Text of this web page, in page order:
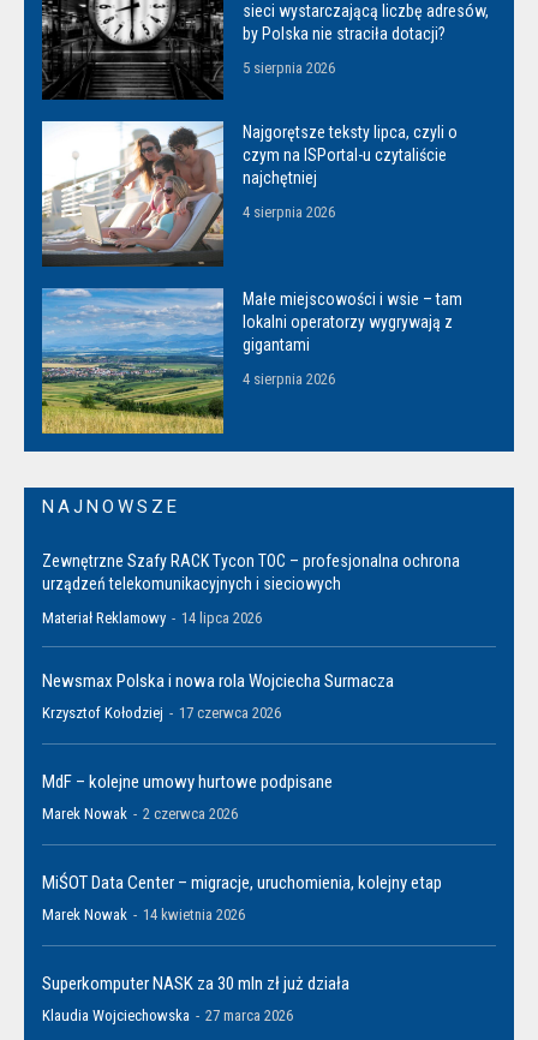
sieci wystarczającą liczbę adresów,
by Polska nie straciła dotacji?
5 sierpnia 2026
Najgorętsze teksty lipca, czyli o
czym na ISPortal-u czytaliście
najchętniej
4 sierpnia 2026
Małe miejscowości i wsie – tam
lokalni operatorzy wygrywają z
gigantami
4 sierpnia 2026
NAJNOWSZE
Zewnętrzne Szafy RACK Tycon TOC – profesjonalna ochrona
urządzeń telekomunikacyjnych i sieciowych
Materiał Reklamowy - 14 lipca 2026
Newsmax Polska i nowa rola Wojciecha Surmacza
Krzysztof Kołodziej - 17 czerwca 2026
MdF – kolejne umowy hurtowe podpisane
Marek Nowak - 2 czerwca 2026
MiŚOT Data Center – migracje, uruchomienia, kolejny etap
Marek Nowak - 14 kwietnia 2026
Superkomputer NASK za 30 mln zł już działa
Klaudia Wojciechowska - 27 marca 2026